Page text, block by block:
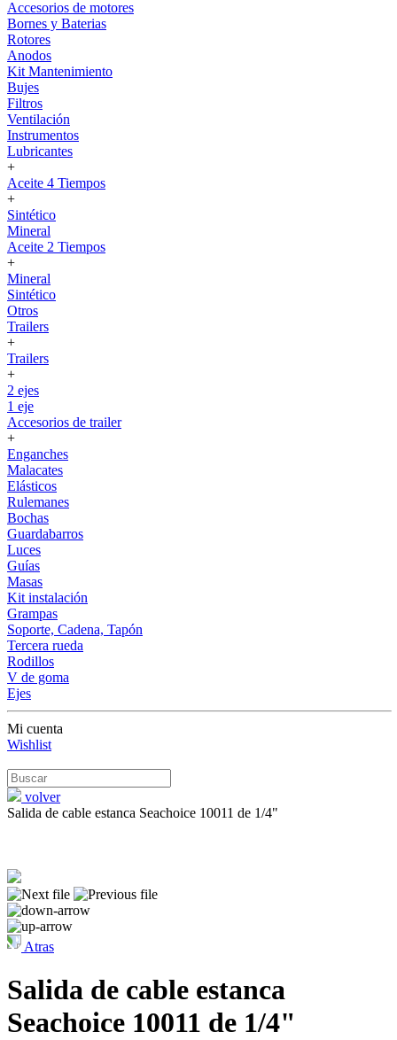
Accesorios de motores
Bornes y Baterias
Rotores
Anodos
Kit Mantenimiento
Bujes
Filtros
Ventilación
Instrumentos
Lubricantes
+
Aceite 4 Tiempos
+
Sintético
Mineral
Aceite 2 Tiempos
+
Mineral
Sintético
Otros
Trailers
+
Trailers
+
2 ejes
1 eje
Accesorios de trailer
+
Enganches
Malacates
Elásticos
Rulemanes
Bochas
Guardabarros
Luces
Guías
Masas
Kit instalación
Grampas
Soporte, Cadena, Tapón
Tercera rueda
Rodillos
V de goma
Ejes
Mi cuenta
Wishlist
volver
Salida de cable estanca Seachoice 10011 de 1/4"
Atras
Salida de cable estanca
Seachoice 10011 de 1/4"